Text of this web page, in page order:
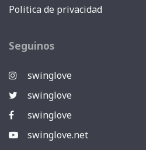
Politica de privacidad
Seguinos
swinglove
swinglove
swinglove
swinglove.net